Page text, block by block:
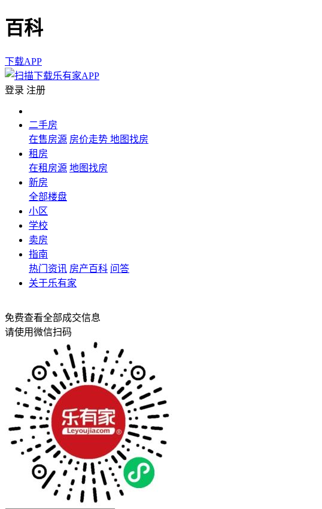
百科
下载APP
登录 注册
二手房
在售房源 房价走势 地图找房
租房
在租房源 地图找房
新房
全部楼盘
小区
学校
卖房
指南
热门资讯 房产百科 问答
关于乐有家
免费查看全部成交信息
请使用微信扫码